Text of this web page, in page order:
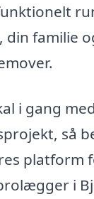
din familie
i gang
så
platform
i